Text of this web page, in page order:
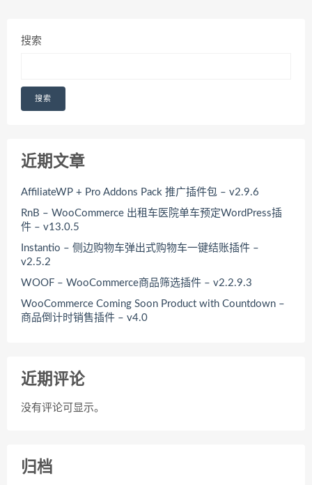
搜索
搜索
近期文章
AffiliateWP + Pro Addons Pack 推广插件包 – v2.9.6
RnB – WooCommerce 出租车医院单车预定WordPress插
件 – v13.0.5
Instantio – 侧边购物车弹出式购物车一键结账插件 –
v2.5.2
WOOF – WooCommerce商品筛选插件 – v2.2.9.3
WooCommerce Coming Soon Product with Countdown –
商品倒计时销售插件 – v4.0
近期评论
没有评论可显示。
归档